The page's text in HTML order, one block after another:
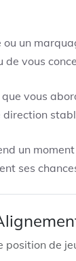
un
vous
vous
direction
un
ses
position de